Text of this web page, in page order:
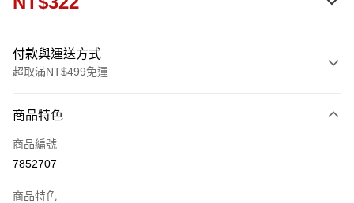
付款與運送方式
超取滿NT$499免運
信用卡一次付款
ATM付款
運送方式
商品特色
商品編號
7852707
商品特色